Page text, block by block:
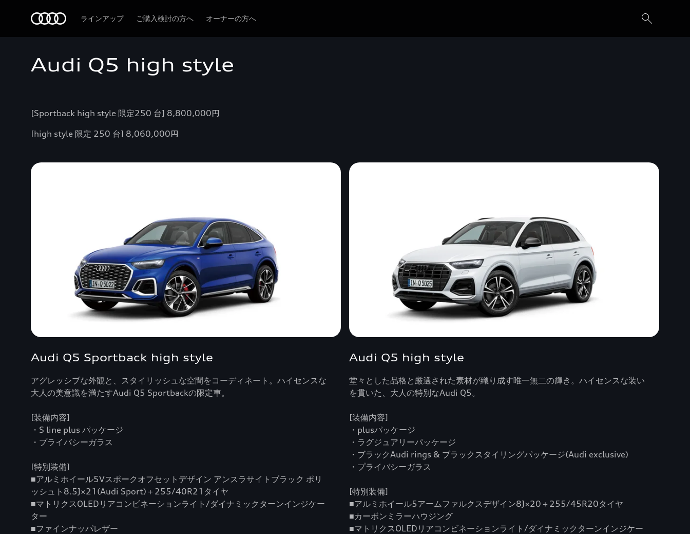
ラインアップ ご購入検討の方へ オーナーの方へ
Audi Q5 high style
[Sportback high style 限定250 台] 8,800,000円
[high style 限定 250 台] 8,060,000円
Audi Q5 Sportback high style
アグレッシブな外観と、スタイリッシュな空間をコーディネート。ハイセンスな
大人の美意識を満たすAudi Q5 Sportbackの限定車。
[装備内容]
・S line plus パッケージ
・プライバシーガラス
[特別装備]
■アルミホイール5Vスポークオフセットデザイン アンスラサイトブラック ポリ
ッシュト8.5J×21(Audi Sport)＋255/40R21タイヤ
■マトリクスOLEDリアコンビネーションライト/ダイナミックターンインジケー
ター
■ファインナッパレザー
Audi Q5 high style
堂々とした品格と厳選された素材が織り成す唯一無二の輝き。ハイセンスな装い
を貫いた、大人の特別なAudi Q5。
[装備内容]
・plusパッケージ
・ラグジュアリーパッケージ
・ブラックAudi rings & ブラックスタイリングパッケージ(Audi exclusive)
・プライバシーガラス
[特別装備]
■アルミホイール5アームファルクスデザイン8J×20＋255/45R20タイヤ
■カーボンミラーハウジング
■マトリクスOLEDリアコンビネーションライト/ダイナミックターンインジケー